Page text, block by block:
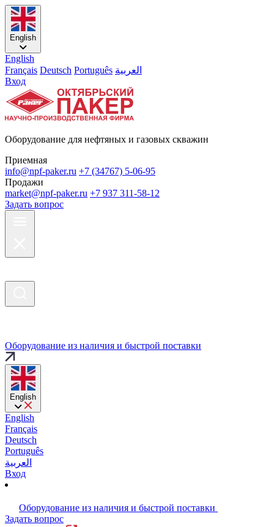
English
English
Français Deutsch Português العربية
Вход
Оборудование для нефтяных и газовых скважин
Приемная
info@npf-paker.ru +7 (34767) 5-06-95
Продажи
market@npf-paker.ru +7 937 311-58-12
Задать вопрос
Оборудование из наличия и быстрой поставки
English
English
Français
Deutsch
Português
العربية
Вход
Оборудование из наличия и быстрой поставки
Задать вопрос